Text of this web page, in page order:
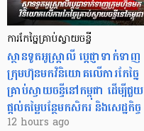
ការកែច្នៃគ្រាប់ស្វាយចន្ទី
ស្ថានទូតអូស្ត្រាលី ប្តេជ្ញាទាក់ទាញ
ក្រុមហ៊ុនមក​វិនិយោគលើការកែច្នៃ
គ្រាប់ស្វាយចន្ទីនៅកម្ពុជា ដើម្បីជួយ
ផ្តល់តម្លៃបន្ថែមកសិករ និងសេដ្ឋកិច្ច
12 hours ago